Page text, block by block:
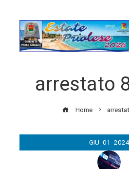
arrestato
Home
GIU 01 2024